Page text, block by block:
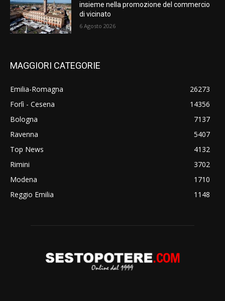
insieme nella promozione del commercio
di vicinato
6 Agosto 2026
MAGGIORI CATEGORIE
Emilia-Romagna
26273
Forlì - Cesena
14356
Bologna
7137
Ravenna
5407
Top News
4132
Rimini
3702
Modena
1710
Reggio Emilia
1148